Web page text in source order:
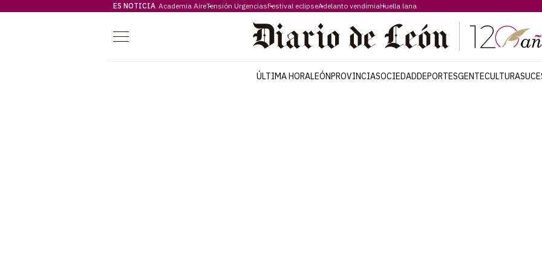
ES NOTICIA Academia AireTensión UrgenciasFestival eclipseAdelanto vendimiaHuella lana
Menú
ÚLTIMA HORALEÓNPROVINCIASOCIEDADDEPORTESGENTECULTURA